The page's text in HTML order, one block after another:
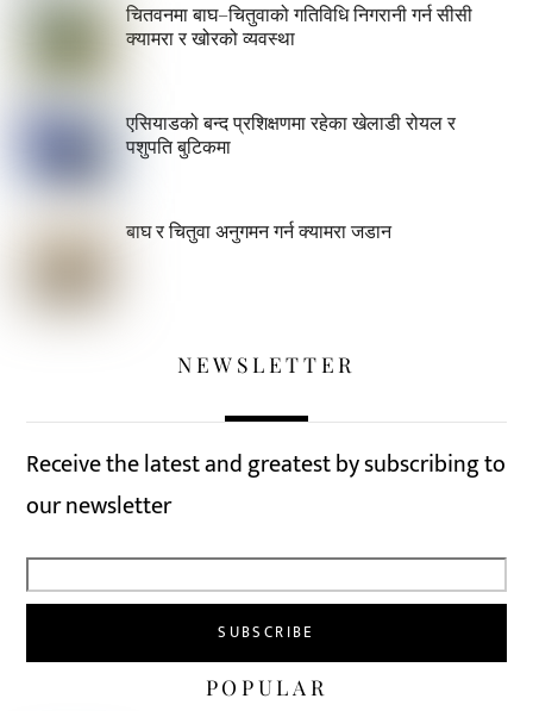
चितवनमा बाघ–चितुवाको गतिविधि निगरानी गर्न सीसी
क्यामरा र खोरको व्यवस्था
एसियाडको बन्द प्रशिक्षणमा रहेका खेलाडी रोयल र
पशुपति बुटिकमा
बाघ र चितुवा अनुगमन गर्न क्यामरा जडान
NEWSLETTER
Receive the latest and greatest by subscribing to
our newsletter
POPULAR